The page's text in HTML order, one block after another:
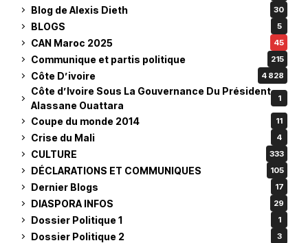
Blog de Alexis Dieth 30
BLOGS 5
CAN Maroc 2025 45
Communique et partis politique 215
Côte D’ivoire 4 828
Côte d’Ivoire Sous La Gouvernance Du Président
Alassane Ouattara
1
Coupe du monde 2014 11
Crise du Mali 4
CULTURE 333
DÉCLARATIONS ET COMMUNIQUES 105
Dernier Blogs 17
DIASPORA INFOS 29
Dossier Politique 1 1
Dossier Politique 2 3